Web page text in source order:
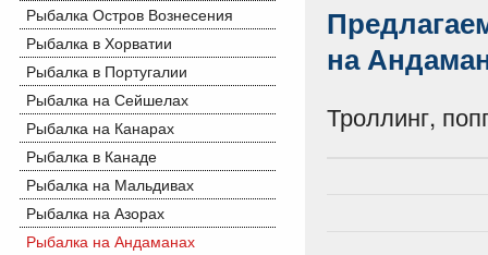
Рыбалка Остров Вознесения
Рыбалка в Хорватии
Рыбалка в Португалии
Рыбалка на Сейшелах
Рыбалка на Канарах
Рыбалка в Канаде
Рыбалка на Мальдивах
Рыбалка на Азорах
Рыбалка на Андаманах
на
Троллинг,